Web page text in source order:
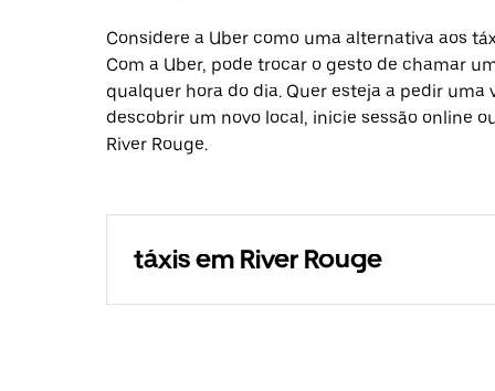
Considere a Uber como uma alternativa aos
Com a Uber, pode trocar o gesto de chamar
qualquer hora do dia. Quer esteja a pedir
descobrir um novo local, inicie sessão online
River Rouge.
táxis em River Rouge